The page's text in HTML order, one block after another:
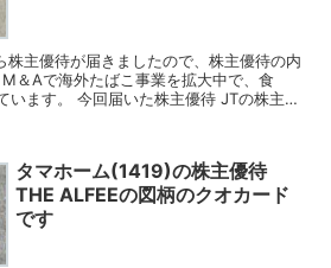
主優待が届きましたので、株主優待の内
＆Aで海外たばこ事業を拡大中で、食
います。 今回届いた株主優待 JTの株主優
タマホーム(1419)の株主優待
THE ALFEEの図柄のクオカード
です